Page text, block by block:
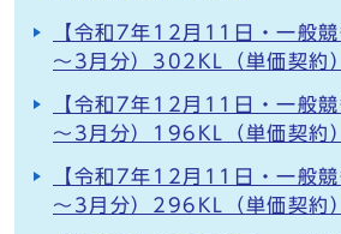
【令和7年12月11日・一般
～3月分）302KL（単価契約）
【令和7年12月11日・一般
～3月分）196KL（単価契約）
【令和7年12月11日・一般
～3月分）296KL（単価契約）